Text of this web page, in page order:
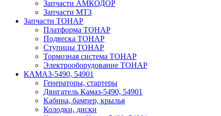
Запчасти АМКОДОР
Запчасти МТЗ
Запчасти ТОНАР
Платформа ТОНАР
Подвеска ТОНАР
Ступицы ТОНАР
Тормозная система ТОНАР
Электрооборудование ТОНАР
КАМАЗ-5490, 54901
Генераторы, стартеры
Двигатель Камаз-5490, 54901
Кабина, бампер, крылья
Колодки, диски